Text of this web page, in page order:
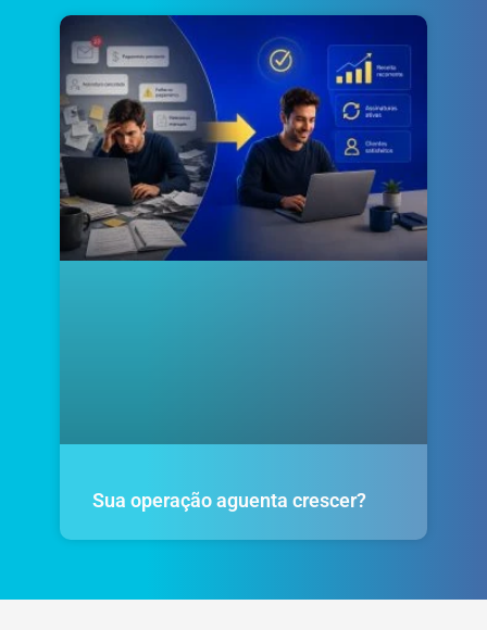
Sua operação aguenta crescer?